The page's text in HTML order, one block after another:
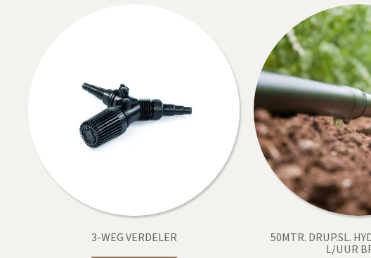
3-WEG VERDELER 50MTR. DRUP.SL.
L/UUR